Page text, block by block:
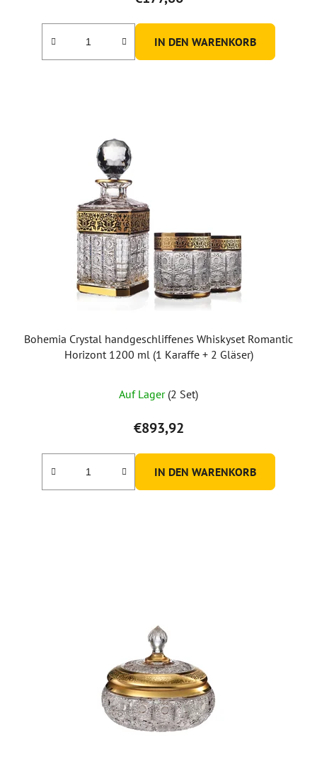
IN DEN WARENKORB
Bohemia Crystal handgeschliffenes Whiskyset Romantic
Horizont 1200 ml (1 Karaffe + 2 Gläser)
durchschnittliche
Produktbewertung
ist
5,0
von
Auf Lager (2 Set)
€893,92
IN DEN WARENKORB